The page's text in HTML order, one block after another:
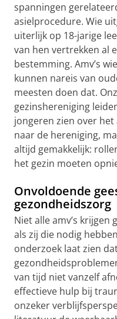
spanningen
asielprocedure. Wie
uiterlijk op 18-jarige
van hen vertrekken al
bestemming. Amv’s
kunnen nareis van
meesten doen dat.
gezinshereniging
jongeren zien over
naar de hereniging,
altijd gemakkelijk:
het gezin moeten
Onvoldoende
gezondheidszorg
Niet alle amv’s
als zij die nodig
onderzoek laat zien
van tijd niet vanzelf
effectieve hulp bij
onzeker